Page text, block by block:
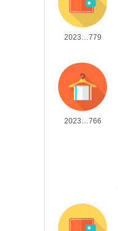
2023…779
2023…766